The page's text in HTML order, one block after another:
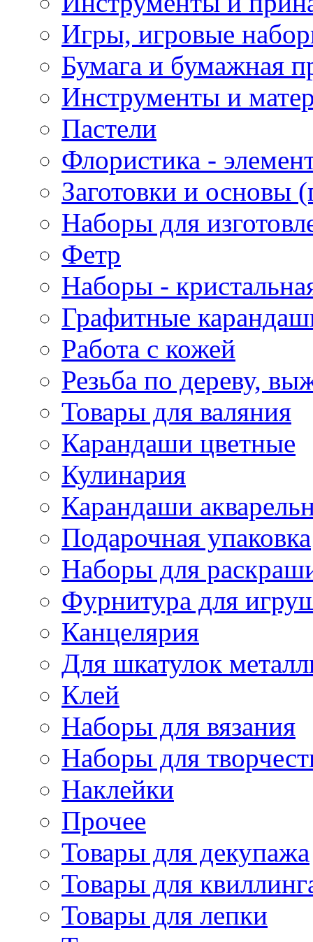
Игры, игровые
Бумага и бумажная
Инструменты и
Пастели
Флористика -
Заготовки и основы
Наборы для
Фетр
Наборы -
Графитные
Работа с кожей
Резьба по дереву,
Товары для валяния
Карандаши цветные
Кулинария
Карандаши
Подарочная упаковка
Наборы для
Фурнитура для
Канцелярия
Для шкатулок
Клей
Наборы для вязания
Наборы для
Наклейки
Прочее
Товары для декупажа
Товары для
Товары для лепки